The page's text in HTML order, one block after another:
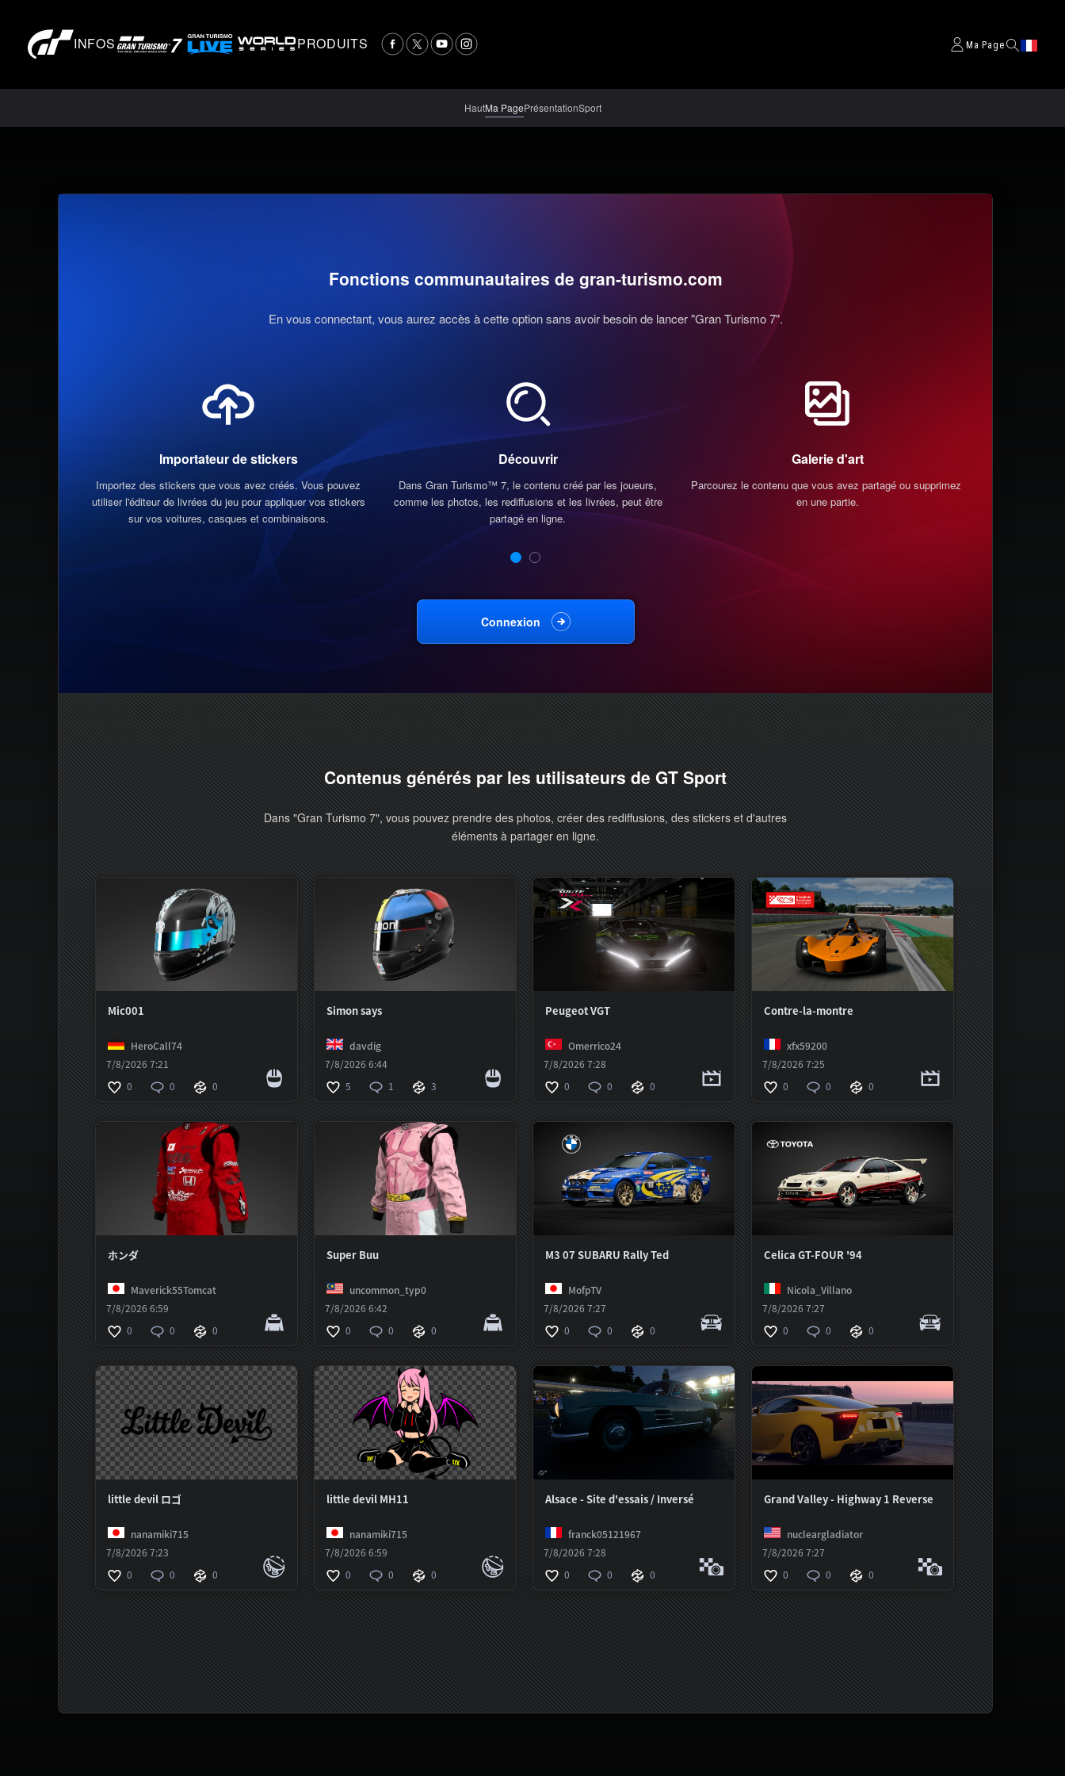
INFOS PRODUITS Ma Page
HautMa PagePrésentationSport
Fonctions communautaires de gran-turismo.com
En vous connectant, vous aurez accès à cette option sans avoir besoin de lancer "Gran Turismo 7".
Importateur de stickers
Importez des stickers que vous avez créés. Vous pouvez
utiliser l'éditeur de livrées du jeu pour appliquer vos stickers
sur vos voitures, casques et combinaisons.
Découvrir
Dans Gran Turismo™ 7, le contenu créé par les joueurs,
comme les photos, les rediffusions et les livrées, peut être
partagé en ligne.
Galerie d'art
Parcourez le contenu que vous avez partagé ou supprimez-
en une partie.
Connexion
Contenus générés par les utilisateurs de GT Sport
Dans "Gran Turismo 7", vous pouvez prendre des photos, créer des rediffusions, des stickers et d'autres
éléments à partager en ligne.
Mic001
HeroCall74
7/8/2026 7:21
0
0 0
Simon says
davdig
7/8/2026 6:44
5
1 3
Peugeot VGT
Omerrico24
7/8/2026 7:28
0
0 0
Contre-la-montre
xfx59200
7/8/2026 7:25
0
0 0
ホンダ
Maverick55Tomcat
7/8/2026 6:59
0
0 0
Super Buu
uncommon_typ0
7/8/2026 6:42
0
0 0
M3 07 SUBARU Rally Ted
MofpTV
7/8/2026 7:27
0
0 0
Celica GT-FOUR '94
Nicola_Villano
7/8/2026 7:27
0
0 0
little devil ロゴ
nanamiki715
7/8/2026 7:23
0
0 0
little devil MH11
nanamiki715
7/8/2026 6:59
0
0 0
Alsace - Site d'essais / Inversé
franck05121967
7/8/2026 7:28
0
0 0
Grand Valley - Highway 1 Reverse
nucleargladiator
7/8/2026 7:27
0
0 0